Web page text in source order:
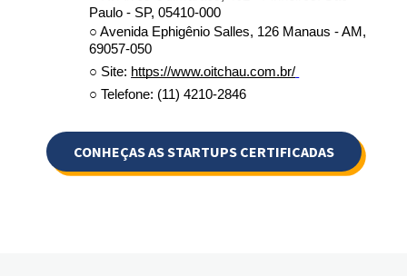
Paulo - SP, 05410-000
○ Avenida Ephigênio Salles, 126 Manaus - AM,
69057-050
○ Site: https://www.oitchau.com.br/
○ Telefone: (11) 4210-2846
CONHEÇAS AS STARTUPS CERTIFICADAS